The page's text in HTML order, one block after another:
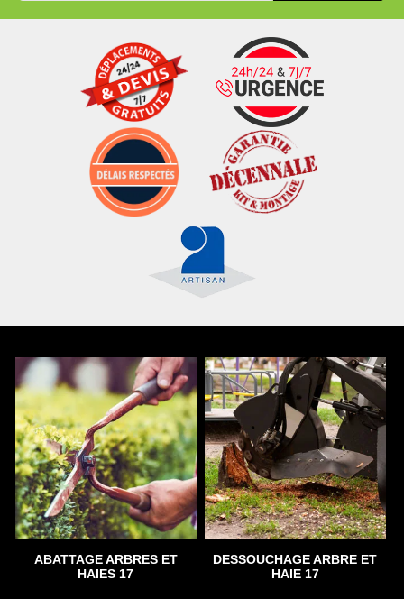
ABATTAGE ARBRES ET
HAIES 17
DESSOUCHAGE ARBRE ET
HAIE 17